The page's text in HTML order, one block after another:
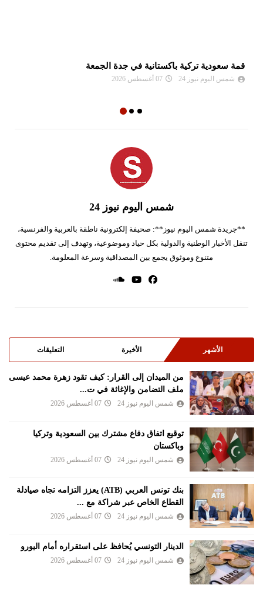
قمة سعودية تركية باكستانية في جدة الجمعة
شمس اليوم نيوز 24 07 أغسطس 2026
شمس اليوم نيوز 24
**جريدة شمس اليوم نيوز**: صحيفة إلكترونية ناطقة بالعربية والفرنسية،
تنقل الأخبار الوطنية والدولية بكل حياد وموضوعية، وتهدف إلى تقديم محتوى
متنوع وموثوق يجمع بين المصداقية وسرعة المعلومة.
الأشهر الأخيرة التعليقات
من الميدان إلى القرار: كيف تقود زهرة محمد عيسى
ملف التضامن والإغاثة في ت...
شمس اليوم نيوز 24 07 أغسطس 2026
توقيع اتفاق دفاع مشترك بين السعودية وتركيا
وباكستان
شمس اليوم نيوز 24 07 أغسطس 2026
بنك تونس العربي (ATB) يعزز التزامه تجاه صيادلة
القطاع الخاص عبر شراكة مع ...
شمس اليوم نيوز 24 07 أغسطس 2026
الدينار التونسي يُحافظ على استقراره أمام اليورو
شمس اليوم نيوز 24 07 أغسطس 2026